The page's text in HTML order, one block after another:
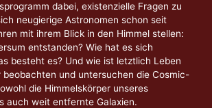
dabei, existenzielle Fragen zu
neugierige Astronomen schon seit
mit ihrem Blick in den Himmel stellen:
entstanden? Wie hat es sich
besteht es? Und wie ist letztlich Leben
beobachten und untersuchen die Cosmic-
die Himmelskörper unseres
auch weit entfernte Galaxien.